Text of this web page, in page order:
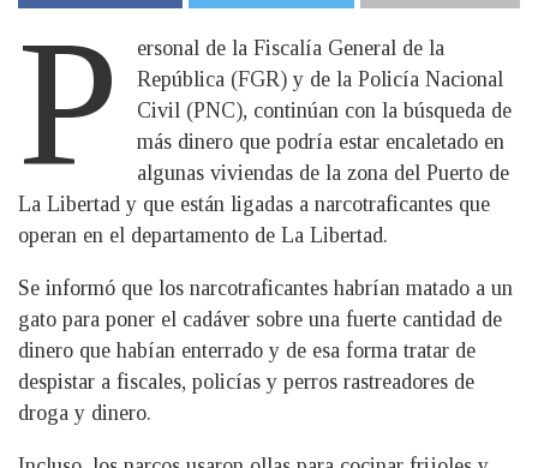
P
ersonal de la Fiscalía General de la
República (FGR) y de la Policía Nacional
Civil (PNC), continúan con la búsqueda de
más dinero que podría estar encaletado en
algunas viviendas de la zona del Puerto de
La Libertad y que están ligadas a narcotraficantes que
operan en el departamento de La Libertad.
Se informó que los narcotraficantes habrían matado a un
gato para poner el cadáver sobre una fuerte cantidad de
dinero que habían enterrado y de esa forma tratar de
despistar a fiscales, policías y perros rastreadores de
droga y dinero.